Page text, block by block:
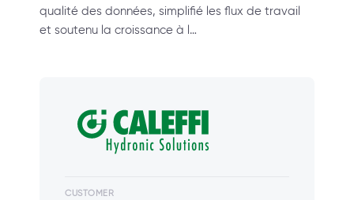
qualité des données, simplifié les flux de travail
et soutenu la croissance à l…
CUSTOMER